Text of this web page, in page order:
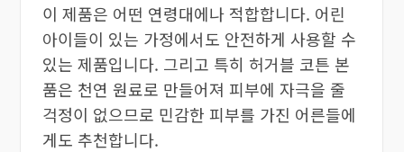
이 제품은 어떤 연령대에나 적합합니다. 어린
아이들이 있는 가정에서도 안전하게 사용할 수
있는 제품입니다. 그리고 특히 허거블 코튼 본
품은 천연 원료로 만들어져 피부에 자극을 줄
걱정이 없으므로 민감한 피부를 가진 어른들에
게도 추천합니다.